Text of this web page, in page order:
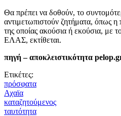
Θα πρέπει να δοθούν, το
αντιμετωπιστούν ζητήματα, όπως
της οποίας ακούσια ή εκούσια, με
ΕΛΑΣ, εκτίθεται.
πηγή – αποκλειστικότητα
Ετικέτες:
πρόσφατα
Αχαϊα
καταζητούμενος
ταυτότητα